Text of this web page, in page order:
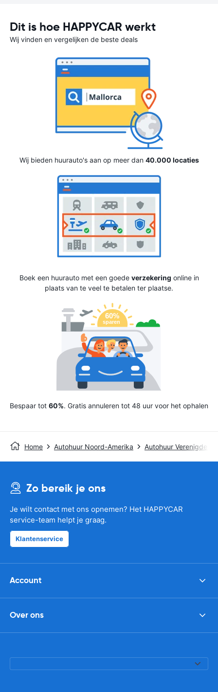
Dit is hoe HAPPYCAR werkt
Wij vinden en vergelijken de beste deals
Wij bieden huurauto's aan op meer dan 40.000 locaties
Boek een huurauto met een goede verzekering online in
plaats van te veel te betalen ter plaatse.
Bespaar tot 60%. Gratis annuleren tot 48 uur voor het ophalen
Home Autohuur Noord-Amerika Autohuur Verenigde
Zo bereik je ons
Je wilt contact met ons opnemen? Het HAPPYCAR
service-team helpt je graag.
Klantenservice
Account
Over ons